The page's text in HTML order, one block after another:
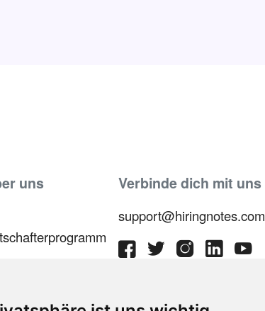
uns Verbinde dich mit uns
support@hiringnotes.com